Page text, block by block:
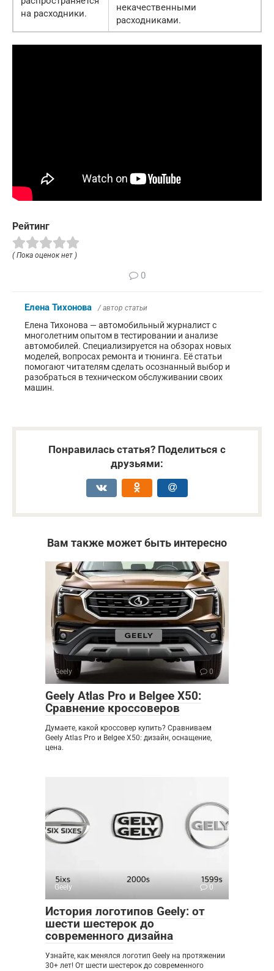
на расходники.
некачественными
расходниками.
Рейтинг
( Пока оценок нет )
0
Елена Тихонова / автор статьи
Елена Тихонова — автомобильный журналист с
многолетним опытом в тестировании и анализе
автомобилей. Специализируется на обзорах новых
моделей, вопросах ремонта и тюнинга. Её статьи
помогают читателям сделать осознанный выбор и
разобраться в техническом обслуживании своих
машин.
Понравилась статья? Поделиться с
друзьями:
Вам также может быть интересно
Geely 0
Geely Atlas Pro и Belgee X50:
Сравнение кроссоверов
Думаете, какой кроссовер купить? Сравниваем
Geely Atlas Pro и Belgee X50: дизайн, оснащение,
цена.
Geely 0
История логотипов Geely: от
шести шестерок до
современного дизайна
Узнайте, как менялся логотип Geely на протяжении
30+ лет! От шести шестерок до современного